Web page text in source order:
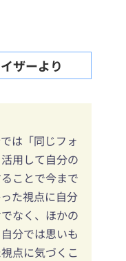
ザーより
は「同じフォ
用して自分の
ことで今まで
た視点に自分
なく、ほかの
分では思いも
点に気づくこ